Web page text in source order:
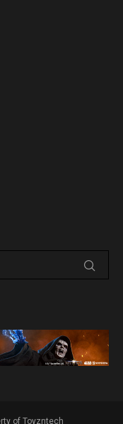
of Toyzntech